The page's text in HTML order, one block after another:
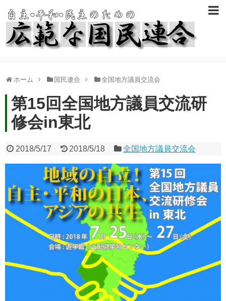
ホーム 国民連合 全国地方議員交流会
第15回全国地方議員交流研
修会in東北
2018/5/17 2018/5/18 全国地方議員交流会